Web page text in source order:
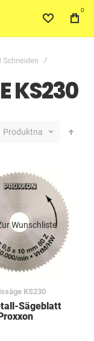
0
Schneiden
KS230
Produktname
Wunschliste
KS230
Sägeblatt